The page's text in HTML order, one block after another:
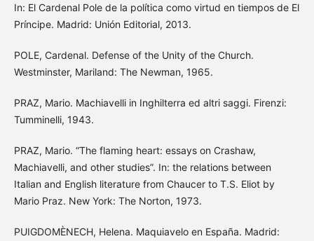
In: El Cardenal Pole de la política como virtud en tiempos de El
Príncipe. Madrid: Unión Editorial, 2013.
POLE, Cardenal. Defense of the Unity of the Church.
Westminster, Mariland: The Newman, 1965.
PRAZ, Mario. Machiavelli in Inghilterra ed altri saggi. Firenzi:
Tumminelli, 1943.
PRAZ, Mario. “The flaming heart: essays on Crashaw,
Machiavelli, and other studies”. In: the relations between
Italian and English literature from Chaucer to T.S. Eliot by
Mario Praz. New York: The Norton, 1973.
PUIGDOMÈNECH, Helena. Maquiavelo en España. Madrid: